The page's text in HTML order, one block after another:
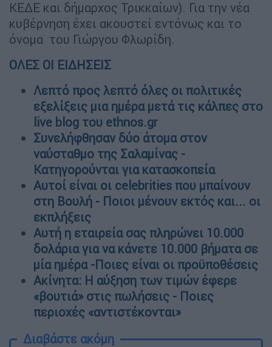
ΚΕΔΕ και δήμαρχος Τρικκαίων). Για την νέα
κυβέρνηση έχει ακουστεί εντόνως και το
όνομα του Γιώργου Φλωρίδη.
ΟΛΕΣ ΟΙ ΕΙΔΗΣΕΙΣ
Λεπτό προς λεπτό όλες οι πολιτικές
εξελίξεις μια ημέρα μετά τις κάλπες στο
live blog του ethnos.gr
Συνελήφθησαν δύο άτομα στον
ναύσταθμο της Σαλαμίνας -
Κατηγορούνται για κατασκοπεία
Αυτοί είναι οι celebrities που μπαίνουν
στη Βουλή - Ποιοι μένουν εκτός και... οι
εκπλήξεις
Αυτή η εταιρεία σας πληρώνει 10.000
δολάρια για να κάνετε 10.000 βήματα σε
μία ημέρα -Ποιες είναι οι προϋποθέσεις
Ακίνητα: Η αύξηση των τιμών έφερε
«βουτιά» στις πωλήσεις - Ποιες
περιοχές «αντιστέκονται»
Διαβάστε ακόμη